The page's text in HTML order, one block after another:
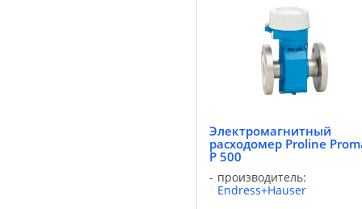
химических и
технологических
сочетании с самым ...
Электромагнитный
расходомер Proline
P 500
производитель:
Endress+Hauser